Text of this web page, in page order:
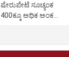
ಷೇರುಪೇಟೆ ಸೂಚ್ಯಂಕ
400ಕ್ಕೂ ಅಧಿಕ ಅಂಕ